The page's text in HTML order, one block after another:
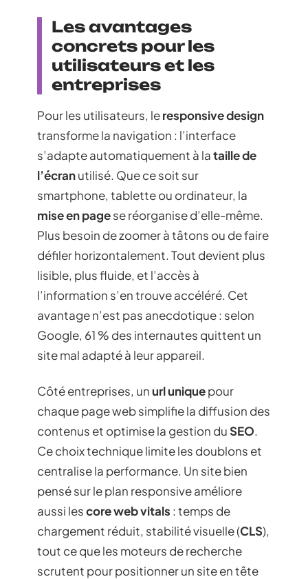
Les avantages
concrets pour les
utilisateurs et les
entreprises
Pour les utilisateurs, leresponsive design
transforme la navigation : l’interface
s’adapte automatiquement à lataille de
l’écranutilisé. Que ce soit sur
smartphone, tablette ou ordinateur, la
mise en pagese réorganise d’elle-même.
Plus besoin de zoomer à tâtons ou de faire
défiler horizontalement. Tout devient plus
lisible, plus fluide, et l’accès à
l’information s’en trouve accéléré. Cet
avantage n’est pas anecdotique : selon
Google, 61 % des internautes quittent un
site mal adapté à leur appareil.
Côté entreprises, unurl uniquepour
chaque page web simplifie la diffusion des
contenus et optimise la gestion du SEO.
Ce choix technique limite les doublons et
centralise la performance. Un site bien
pensé sur le plan responsive améliore
aussi lescore web vitals : temps de
chargement réduit, stabilité visuelle (CLS),
tout ce que les moteurs de recherche
scrutent pour positionner un site en tête